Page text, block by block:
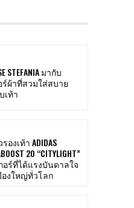
STEFANIA มากับ
ร์ผ้าที่สวมใส่สบาย
เท้า
องเท้า ADIDAS
20 “CITYLIGHT”
อร์ที่ได้แรงบันดาลใจ
องใหญ่ทั่วโลก